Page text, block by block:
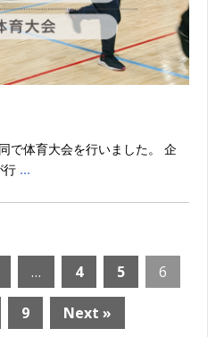
で体育大会を行いました。 企
行 …
… 4 5 6
9 Next »